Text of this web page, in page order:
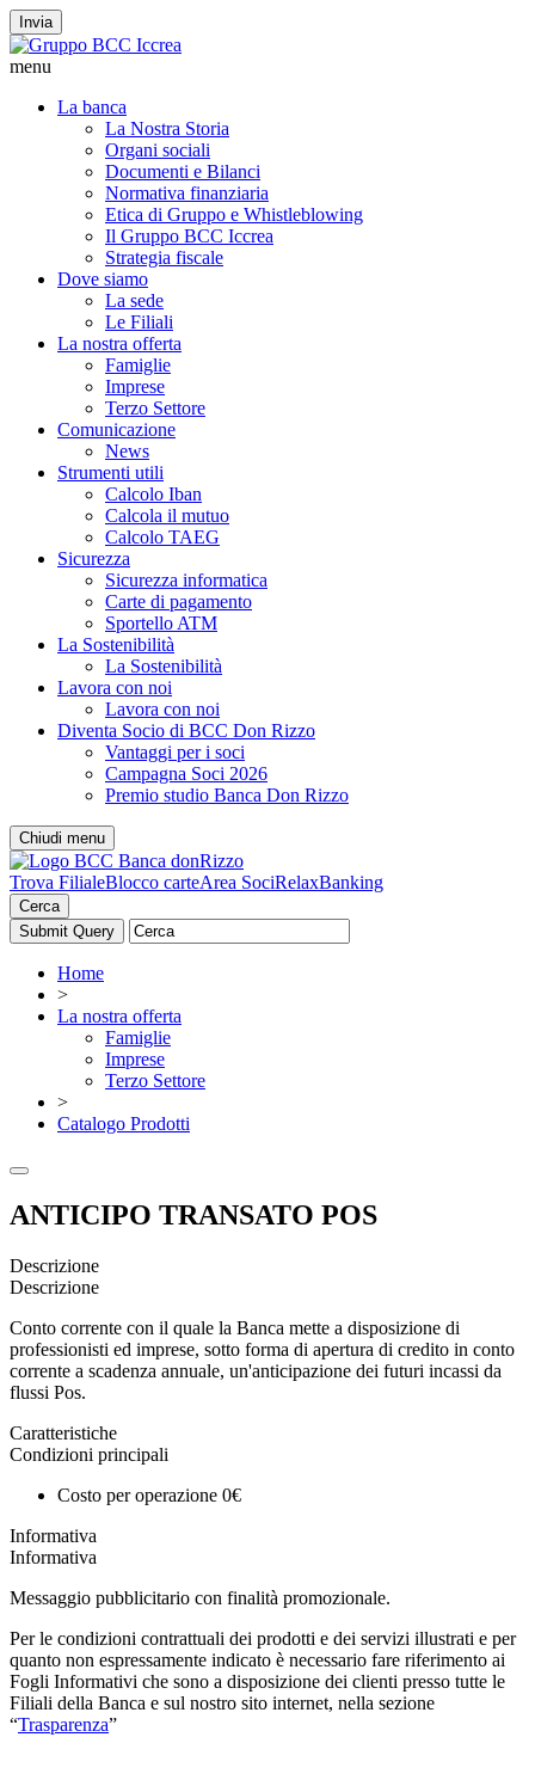
Invia
menu
La banca
La Nostra Storia
Organi sociali
Documenti e Bilanci
Normativa finanziaria
Etica di Gruppo e Whistleblowing
Il Gruppo BCC Iccrea
Strategia fiscale
Dove siamo
La sede
Le Filiali
La nostra offerta
Famiglie
Imprese
Terzo Settore
Comunicazione
News
Strumenti utili
Calcolo Iban
Calcola il mutuo
Calcolo TAEG
Sicurezza
Sicurezza informatica
Carte di pagamento
Sportello ATM
La Sostenibilità
La Sostenibilità
Lavora con noi
Lavora con noi
Diventa Socio di BCC Don Rizzo
Vantaggi per i soci
Campagna Soci 2026
Premio studio Banca Don Rizzo
Chiudi menu
Trova FilialeBlocco carteArea SociRelaxBanking
Cerca
Home
>
La nostra offerta
Famiglie
Imprese
Terzo Settore
>
Catalogo Prodotti
ANTICIPO TRANSATO POS
Descrizione
Descrizione
Conto corrente con il quale la Banca mette a disposizione di
professionisti ed imprese, sotto forma di apertura di credito in conto
corrente a scadenza annuale, un'anticipazione dei futuri incassi da
flussi Pos.
Caratteristiche
Condizioni principali
Costo per operazione 0€
Informativa
Informativa
Messaggio pubblicitario con finalità promozionale.
Per le condizioni contrattuali dei prodotti e dei servizi illustrati e per
quanto non espressamente indicato è necessario fare riferimento ai
Fogli Informativi che sono a disposizione dei clienti presso tutte le
Filiali della Banca e sul nostro sito internet, nella sezione
“Trasparenza”